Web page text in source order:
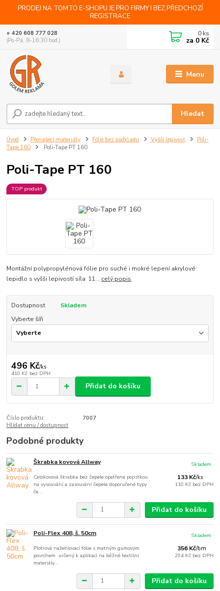
PRODEJ NA TOMTO E-SHOPU JE PRO FIRMY I BEZ PŘEDCHOZÍ
REGISTRACE
Menu
Hledat
+ 420 608 777 028
(Po-Pá, 8-16:30 hod.)
0 ks
za 0 Kč
Úvod Přenašecí materiály Fólie bez podkladu Vyšší lepivost
Poli-
Tape 160
Poli-Tape PT 160
Poli-Tape PT 160
TOP produkt
Montážní polypropylénová fólie pro suché i mokré lepení akrylové
lepidlo s vyšši lepivostí síla 11... celý popis
Dostupnost
Skladem
Vyberte šíři
496 Kč/ks
410 Kč bez DPH
Přidat do košíku
Číslo produktu:
7007
Hlídat cenu / dostupnost
Podobné produkty
Škrabka kovová Allway
Celokovová škrabka bez čepele opatřena pojistkou
na vysouvání a zasouvání čepele doporučené typy
če...
133 Kč/ks
110 Kč bez DPH
Skladem
Přidat do košíku
Poli-Flex 408, š. 50cm
Plotrová nažehlovací fólie s matným gumovým
povrchem určený k aplikaci na běžné textilní
materiály...
356 Kč/bm
294 Kč bez DPH
Skladem
Přidat do košíku